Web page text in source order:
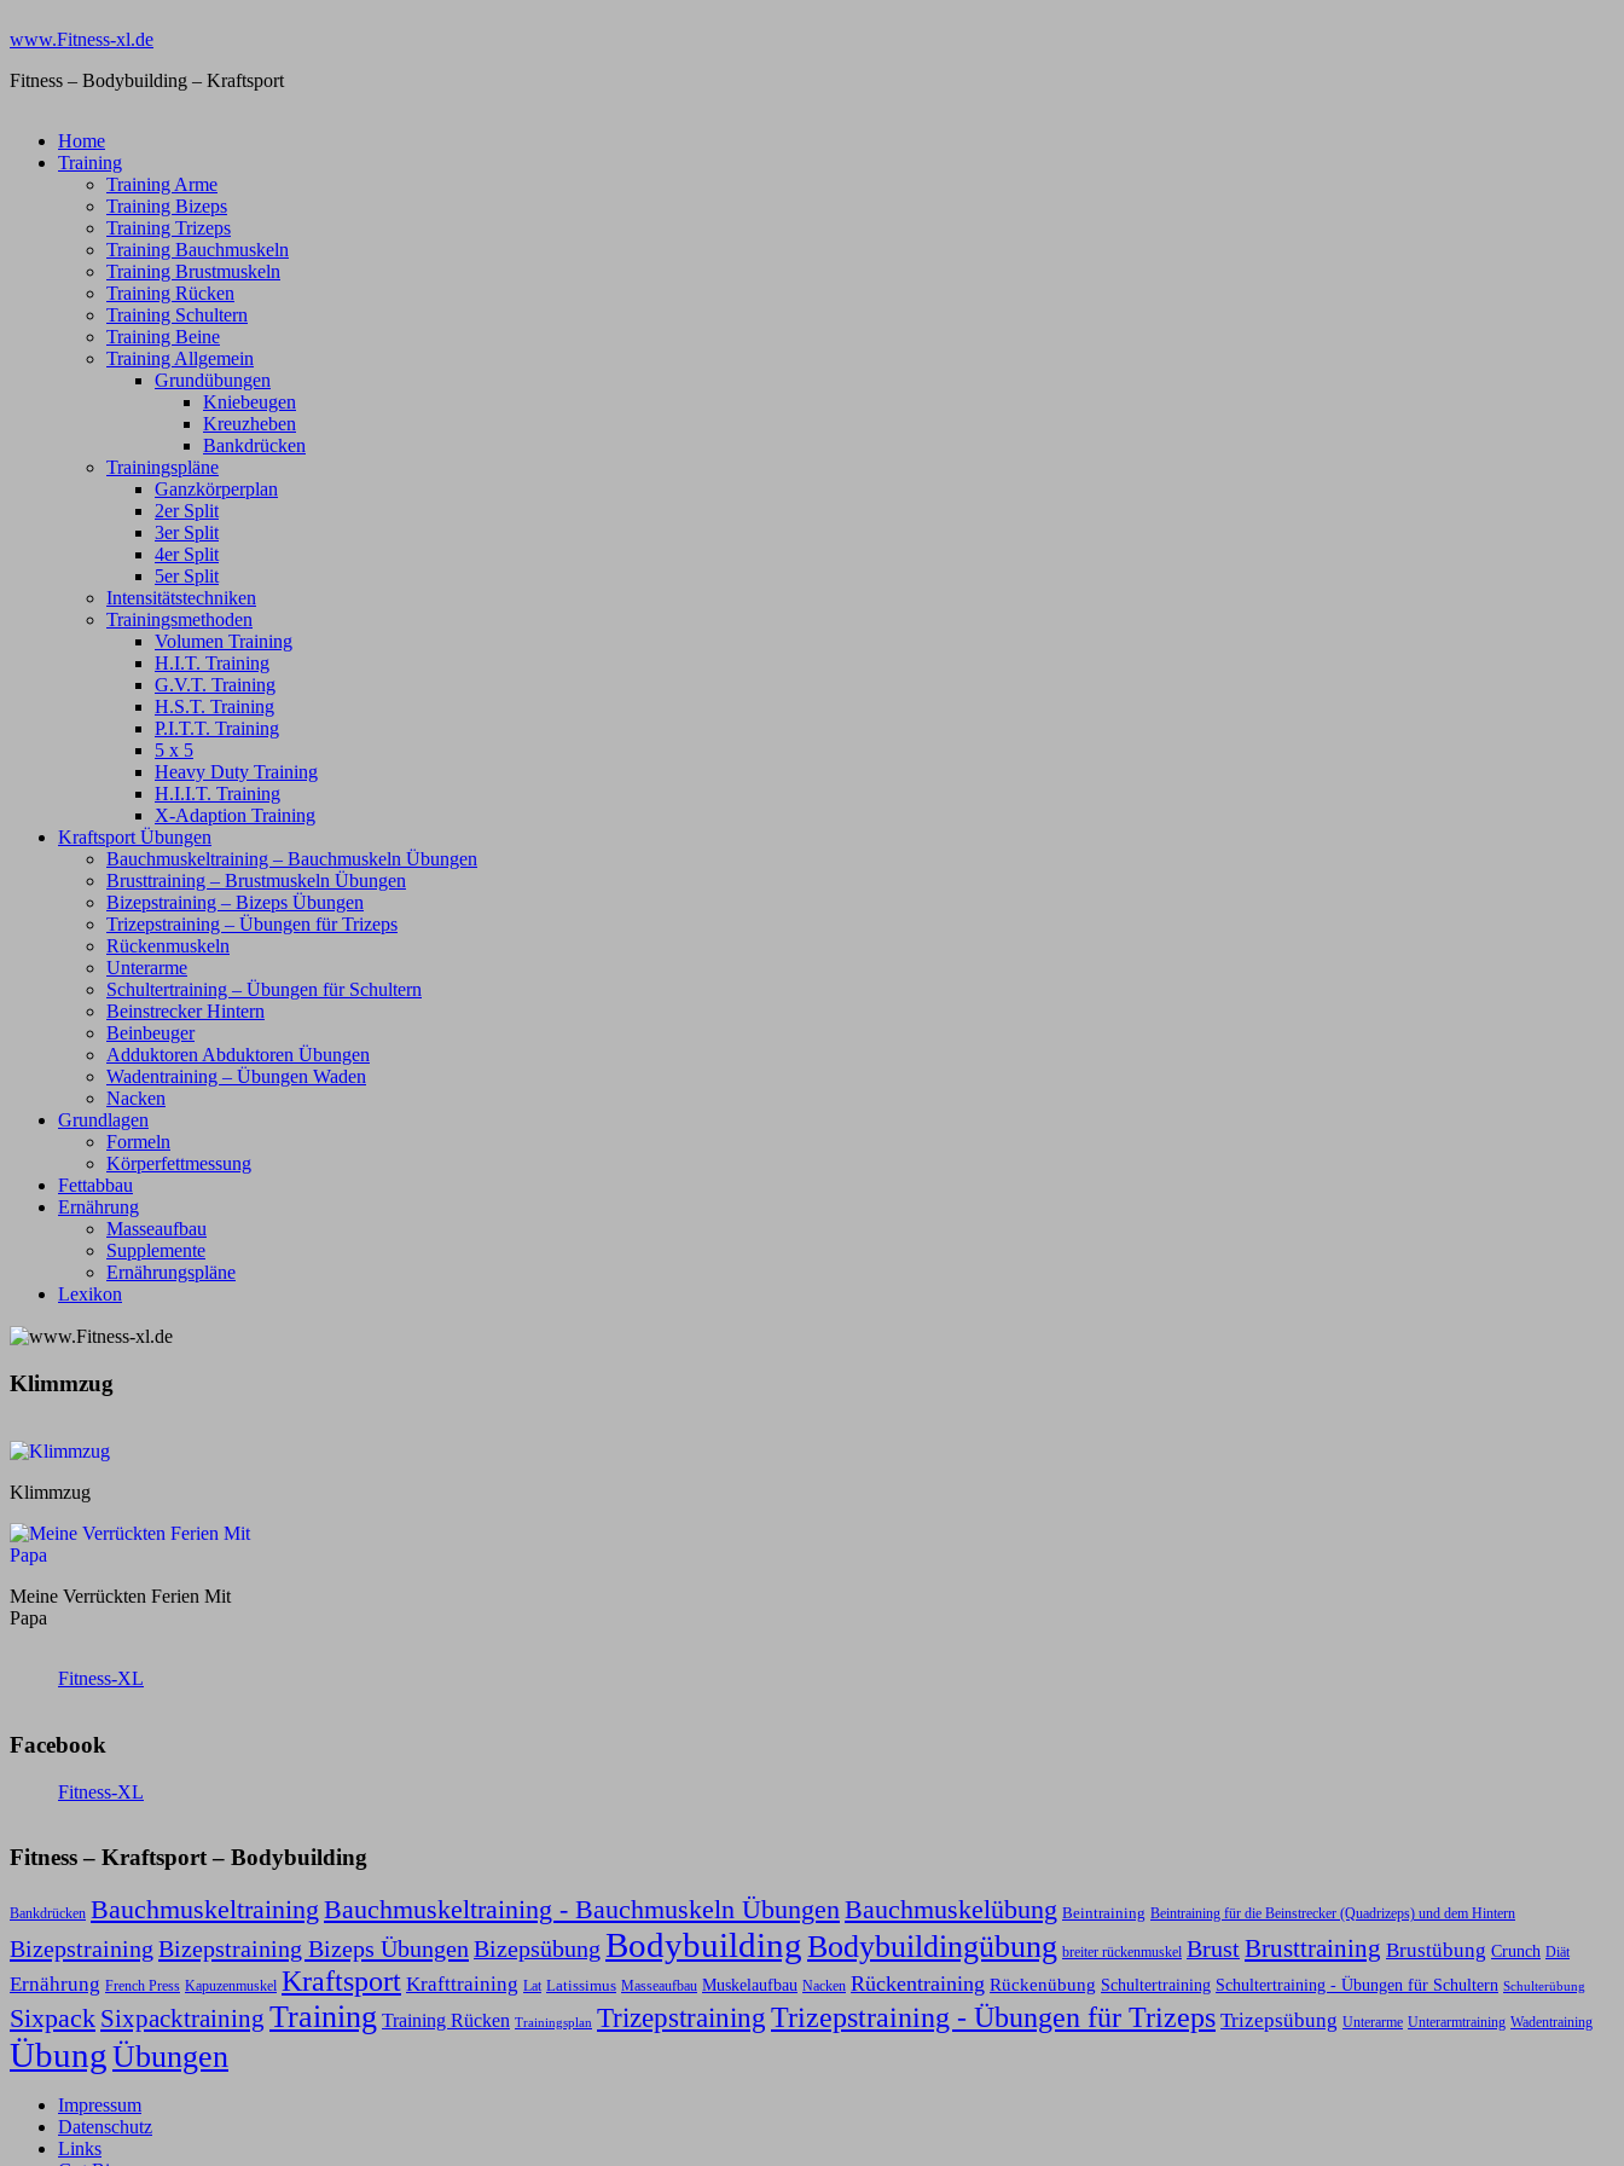
Inhalt
www.Fitness-xl.de
Fitness – Bodybuilding – Kraftsport
Home
Training
Training Arme
Training Bizeps
Training Trizeps
Training Bauchmuskeln
Training Brustmuskeln
Training Rücken
Training Schultern
Training Beine
Training Allgemein
Grundübungen
Kniebeugen
Kreuzheben
Bankdrücken
Trainingspläne
Ganzkörperplan
2er Split
3er Split
4er Split
5er Split
Intensitätstechniken
Trainingsmethoden
Volumen Training
H.I.T. Training
G.V.T. Training
H.S.T. Training
P.I.T.T. Training
5 x 5
Heavy Duty Training
H.I.I.T. Training
X-Adaption Training
Kraftsport Übungen
Bauchmuskeltraining – Bauchmuskeln Übungen
Brusttraining – Brustmuskeln Übungen
Bizepstraining – Bizeps Übungen
Trizepstraining – Übungen für Trizeps
Rückenmuskeln
Unterarme
Schultertraining – Übungen für Schultern
Beinstrecker Hintern
Beinbeuger
Adduktoren Abduktoren Übungen
Wadentraining – Übungen Waden
Nacken
Grundlagen
Formeln
Körperfettmessung
Fettabbau
Ernährung
Masseaufbau
Supplemente
Ernährungspläne
Lexikon
Klimmzug
Klimmzug
Meine Verrückten Ferien Mit
Papa
Fitness-XL
Facebook
Fitness-XL
Fitness – Kraftsport – Bodybuilding
Bankdrücken Bauchmuskeltraining Bauchmuskeltraining - Bauchmuskeln ÜbungenBauchmuskelübung Beintraining Beintraining für die Beinstrecker (Quadrizeps) und dem Hintern
Bizepstraining Bizepstraining Bizeps Übungen Bizepsübung BodybuildingBodybuildingübung breiter rückenmuskel Brust Brusttraining Brustübung Crunch Diät
Ernährung French Press Kapuzenmuskel Kraftsport Krafttraining Lat Latissimus Masseaufbau Muskelaufbau Nacken Rückentraining Rückenübung Schultertraining Schultertraining - Übungen für Schultern Schulterübung
Sixpack Sixpacktraining Training Training Rücken Trainingsplan TrizepstrainingTrizepstraining - Übungen für Trizeps Trizepsübung Unterarme Unterarmtraining Wadentraining
ÜbungÜbungen
Impressum
Datenschutz
Links